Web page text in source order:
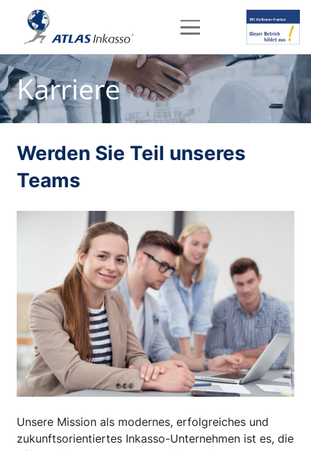
Karriere
Werden Sie Teil unseres
Teams
Unsere Mission als modernes, erfolgreiches und
zukunftsorientiertes Inkasso-Unternehmen ist es, die